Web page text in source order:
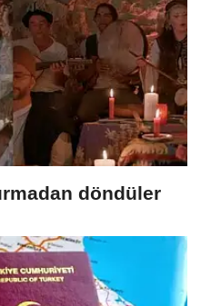
döndüler